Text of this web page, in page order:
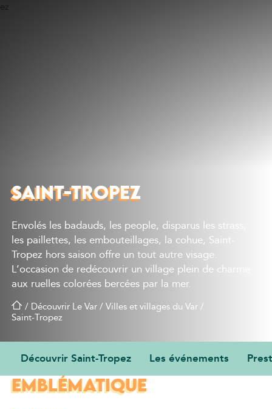
SAINT-TROPEZ
Envolés les badauds, les people, disparus les strass,
les paillettes, les embouteillages, la cohue, Saint-
Tropez hors saison offre un tout autre visage.
L’occasion de redécouvrir un village plein de charme
aux ruelles colorées bercées par la mer.
/ Découvrir Le Var/Villes et villages du Var/
Saint-Tropez
Découvrir Saint-Tropez Les événements
UNE DESTINATION
EMBLÉMATIQUE